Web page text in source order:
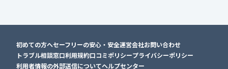
初めての方へセーフリーの安心・安全運営会社お問い合わせ
トラブル相談窓口利用規約口コミポリシープライバシーポリシー
利用者情報の外部送信についてヘルプセンター